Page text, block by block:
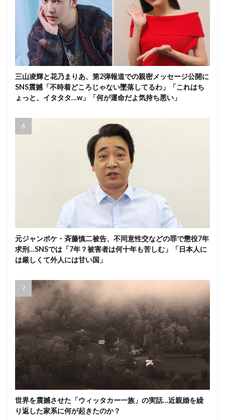
三山凌輝と花乃まりあ、第2弾報道での親密メッセージ公開に
SNS震撼「不時着どころじゃない墜落してるわ」「これはち
ょっと、イタタタ…w」「何が運命だよ気持ち悪い」
元ジャンポケ・斉藤慎二被告、不同意性交などの罪で懲役7年
求刑…SNSでは「7年？被害者は何十年も苦しむ」「日本人に
は厳しくて外人には甘い国」
世界を震撼させた「ウィッタカー一族」の実話…近親婚を繰
り返した家系に何が起きたのか？